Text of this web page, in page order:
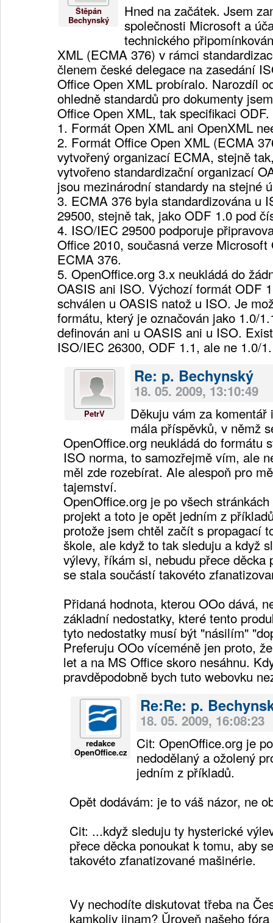
Štěpán
Bechynský
Hned na začátek. Jsem
společnosti Microsoft a
technického
XML (ECMA 376) v rámci
členem české delegace na zasedání
Office Open XML probíralo. Narozdíl
ohledně standardů pro dokumenty
Office Open XML, tak specifikaci ODF.
1. Formát Open XML ani OpenXML
2. Formát Office Open XML (ECMA
vytvořený organizací ECMA, stejně
vytvořeno standardizační organizací
jsou mezinárodní standardy na stejné
3. ECMA 376 byla standardizována u
29500, stejně tak, jako ODF 1.0 pod
4. ISO/IEC 29500 podporuje
Office 2010, současná verze
ECMA 376.
5. OpenOffice.org 3.x neukládá do
OASIS ani ISO. Výchozí formát ODF
schválen u OASIS natož u ISO. Je
formátu, který je označován jako 1.0/
definován ani u OASIS ani u ISO.
ISO/IEC 26300, ODF 1.1, ale ne 1.0/
PetrV
Re: p. Bechynský
18. 05. 2009, 13:10:49
Děkuju vám za
mála příspěvků, v němž
OpenOffice.org neukládá do formátu
ISO norma, to samozřejmě vím, ale
měl zde rozebírat. Ale alespoň pro
tajemství.
OpenOffice.org je po všech
projekt a toto je opět jedním z
protože jsem chtěl začít s propagací
škole, ale když to tak sleduju a když
výlevy, říkám si, nebudu přece děcka
se stala součástí takovéto
Přidaná hodnota, kterou OOo dává,
základní nedostatky, které tento
tyto nedostatky musí být "násilím"
Preferuju OOo víceméně jen proto,
let a na MS Office skoro nesáhnu.
pravděpodobně bych tuto webovku
redakce
OpenOffice.cz
Re:Re: p.
18. 05. 2009, 16:08:23
Cit: OpenOffice.org je
nedodělaný a ožolený
jedním z příkladů.
Opět dodávám: je to váš názor, ne
Cit: ...když sleduju ty hysterické
přece děcka ponoukat k tomu, aby
takovéto zfanatizované mašinérie.
Vy nechodíte diskutovat třeba na
kamkoliv jinam? Ǔroveň našeho